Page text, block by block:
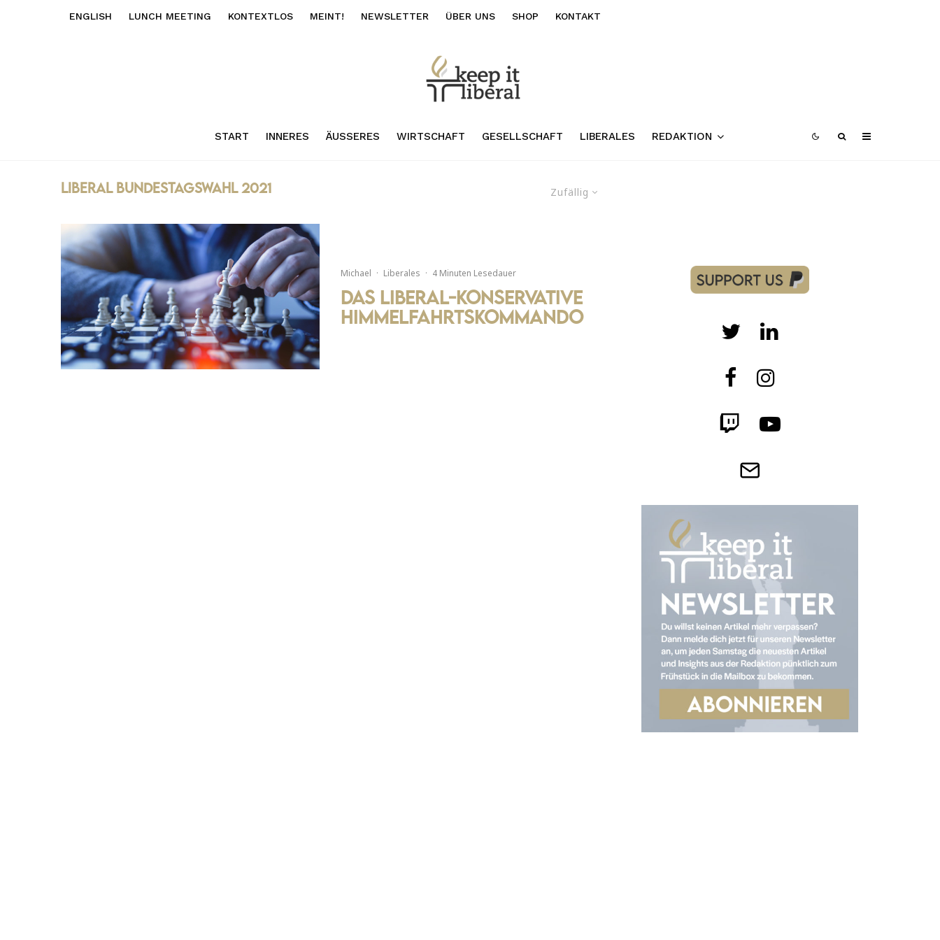
ENGLISH LUNCH MEETING KONTEXTLOS MEINT! NEWSLETTER ÜBER UNS SHOP KONTAKT
START INNERES ÄUSSERES WIRTSCHAFT GESELLSCHAFT LIBERALES REDAKTION
Zufällig
Liberal Bundestagswahl 2021
Michael · Liberales · 4 Minuten Lesedauer
Das liberal-konservative
Himmelfahrtskommando